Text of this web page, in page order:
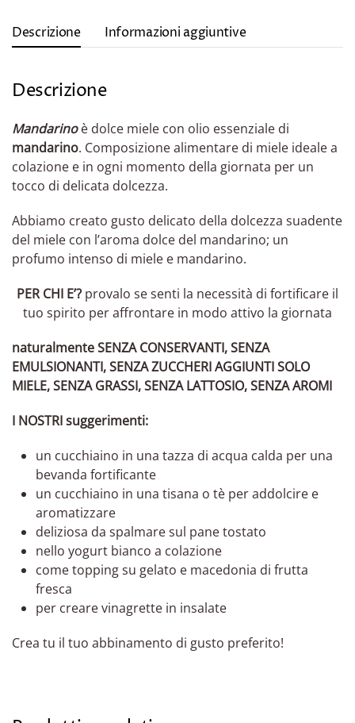
Descrizione Informazioni aggiuntive
Descrizione
Mandarinoè dolce miele con olio essenziale di
mandarino. Composizione alimentare di miele ideale a
colazione e in ogni momento della giornata per un
tocco di delicata dolcezza.
Abbiamo creato gusto delicato della dolcezza suadente
del miele con l’aroma dolce del mandarino; un
profumo intenso di miele e mandarino.
PER CHI E’? provalo se senti la necessità di fortificare il
tuo spirito per affrontare in modo attivo la giornata
naturalmente SENZA CONSERVANTI, SENZA
EMULSIONANTI, SENZA ZUCCHERI AGGIUNTI SOLO
MIELE, SENZA GRASSI, SENZA LATTOSIO, SENZA AROMI
I NOSTRI suggerimenti:
un cucchiaino in una tazza di acqua calda per una
bevanda fortificante
un cucchiaino in una tisana o tè per addolcire e
aromatizzare
deliziosa da spalmare sul pane tostato
nello yogurt bianco a colazione
come topping su gelato e macedonia di frutta
fresca
per creare vinagrette in insalate
Crea tu il tuo abbinamento di gusto preferito!